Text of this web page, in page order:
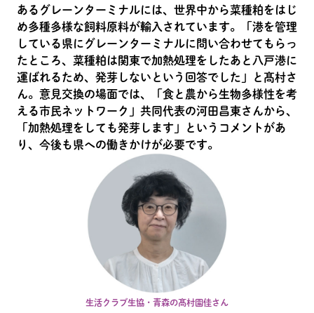
あるグレーンターミナルには、世界中から菜種粕をはじ
め多種多様な飼料原料が輸入されています。「港を管理
している県にグレーンターミナルに問い合わせてもらっ
たところ、菜種粕は関東で加熱処理をしたあと八戸港に
運ばれるため、発芽しないという回答でした」と髙村さ
ん。意見交換の場面では、「食と農から生物多様性を考
える市民ネットワーク」共同代表の河田昌東さんから、
「加熱処理をしても発芽します」というコメントがあ
り、今後も県への働きかけが必要です。
生活クラブ生協・青森の髙村園佳さん